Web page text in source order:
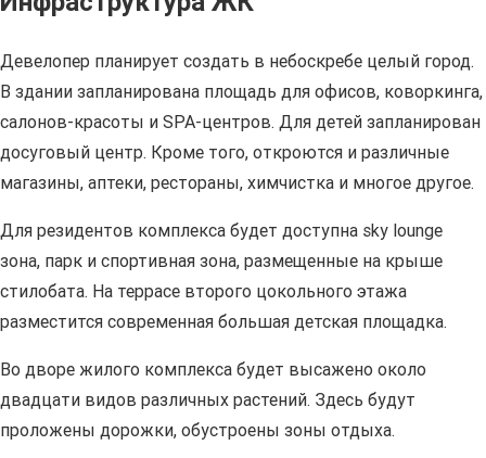
Девелопер планирует создать в небоскребе целый город.
В здании запланирована площадь для офисов, коворкинга,
салонов-красоты и SPA-центров. Для детей запланирован
досуговый центр. Кроме того, откроются и различные
магазины, аптеки, рестораны, химчистка и многое другое.
Для резидентов комплекса будет доступна sky lounge
зона, парк и спортивная зона, размещенные на крыше
стилобата. На террасе второго цокольного этажа
разместится современная большая детская площадка.
Во дворе жилого комплекса будет высажено около
двадцати видов различных растений. Здесь будут
проложены дорожки, обустроены зоны отдыха.